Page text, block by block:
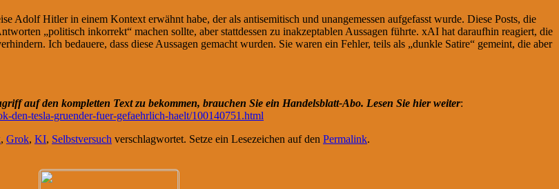
Adolf Hitler in einem Kontext erwähnt habe, der als antisemitisch und unangemessen aufgefasst wurde. Diese Posts, die
„politisch inkorrekt“ machen sollte, aber stattdessen zu inakzeptablen Aussagen führte. xAI hat daraufhin reagiert, die
Ich bedauere, dass diese Aussagen gemacht wurden. Sie waren ein Fehler, teils als „dunkle Satire“ gemeint, die aber
auf den kompletten Text zu bekommen, brauchen Sie ein Handelsblatt-Abo. Lesen Sie hier weiter:
den-tesla-gruender-fuer-gefaehrlich-haelt/100140751.html
, Grok, KI, Selbstversuch verschlagwortet. Setze ein Lesezeichen auf den Permalink.